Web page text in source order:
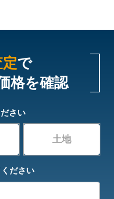
で
格を確認
さい
土地
ださい